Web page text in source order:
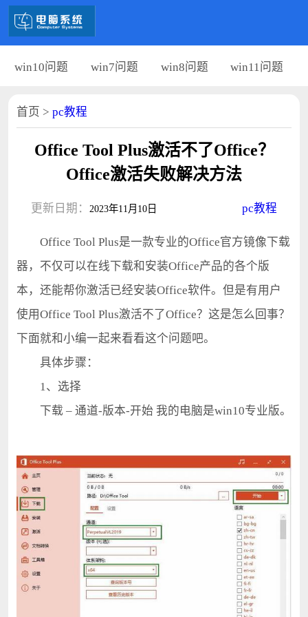
win10问题 win7问题 win8问题 win11问题
首页 > pc教程
Office Tool Plus激活不了Office？
Office激活失败解决方法
更新日期： 2023年11月10日 pc教程
Office Tool Plus是一款专业的Office官方镜像下载
器，不仅可以在线下载和安装Office产品的各个版
本，还能帮你激活已经安装Office软件。但是有用户
使用Office Tool Plus激活不了Office？这是怎么回事？
下面就和小编一起来看看这个问题吧。
具体步骤：
1、选择
下载 – 通道-版本-开始 我的电脑是win10专业版。